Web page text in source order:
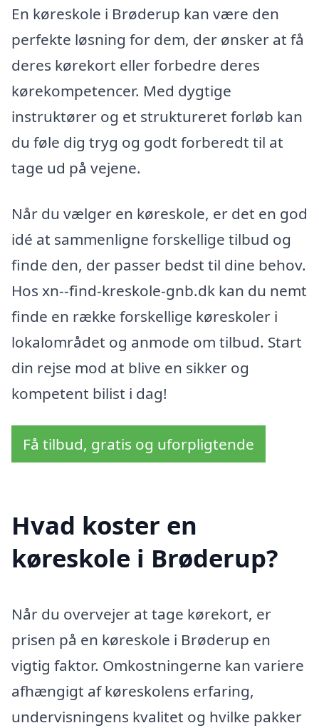
En køreskole i Brøderup kan være den
perfekte løsning for dem, der ønsker at få
deres kørekort eller forbedre deres
kørekompetencer. Med dygtige
instruktører og et struktureret forløb kan
du føle dig tryg og godt forberedt til at
tage ud på vejene.
Når du vælger en køreskole, er det en god
idé at sammenligne forskellige tilbud og
finde den, der passer bedst til dine behov.
Hos xn--find-kreskole-gnb.dk kan du nemt
finde en række forskellige køreskoler i
lokalområdet og anmode om tilbud. Start
din rejse mod at blive en sikker og
kompetent bilist i dag!
Få tilbud, gratis og uforpligtende
Hvad koster en
køreskole i Brøderup?
Når du overvejer at tage kørekort, er
prisen på en køreskole i Brøderup en
vigtig faktor. Omkostningerne kan variere
afhængigt af køreskolens erfaring,
undervisningens kvalitet og hvilke pakker